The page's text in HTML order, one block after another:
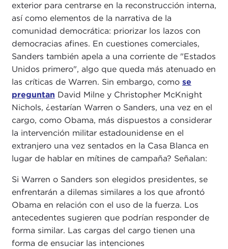
exterior para centrarse en la reconstrucción interna,
así como elementos de la narrativa de la
comunidad democrática: priorizar los lazos con
democracias afines. En cuestiones comerciales,
Sanders también apela a una corriente de "Estados
Unidos primero", algo que queda más atenuado en
las críticas de Warren. Sin embargo, como se
preguntan David Milne y Christopher McKnight
Nichols, ¿estarían Warren o Sanders, una vez en el
cargo, como Obama, más dispuestos a considerar
la intervención militar estadounidense en el
extranjero una vez sentados en la Casa Blanca en
lugar de hablar en mítines de campaña? Señalan:
Si Warren o Sanders son elegidos presidentes, se
enfrentarán a dilemas similares a los que afrontó
Obama en relación con el uso de la fuerza. Los
antecedentes sugieren que podrían responder de
forma similar. Las cargas del cargo tienen una
forma de ensuciar las intenciones